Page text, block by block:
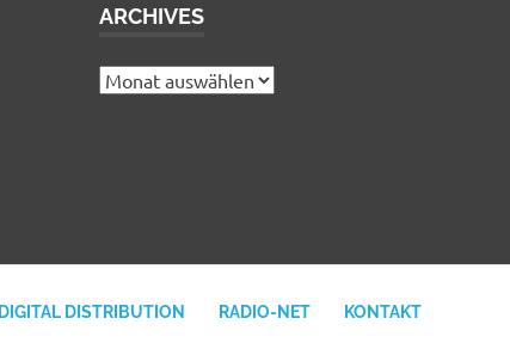
ARCHIVES
Archives
DIGITAL DISTRIBUTION RADIO-NET KONTAKT